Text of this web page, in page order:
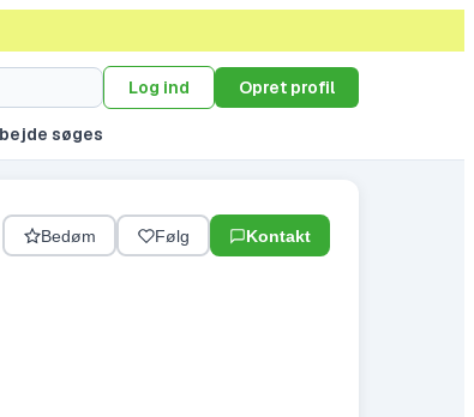
Log ind Opret profil
søges
Bedøm Følg Kontakt